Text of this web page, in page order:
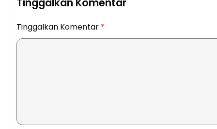
Tinggalkan Komentar
Tinggalkan Komentar *